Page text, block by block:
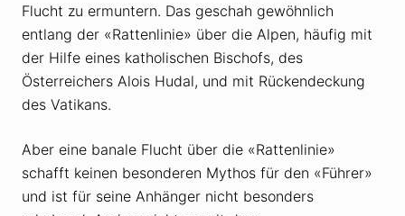
Flucht zu ermuntern. Das geschah gewöhnlich
entlang der «Rattenlinie» über die Alpen, häufig mit
der Hilfe eines katholischen Bischofs, des
Österreichers Alois Hudal, und mit Rückendeckung
des Vatikans.
Aber eine banale Flucht über die «Rattenlinie»
schafft keinen besonderen Mythos für den «Führer»
und ist für seine Anhänger nicht besonders